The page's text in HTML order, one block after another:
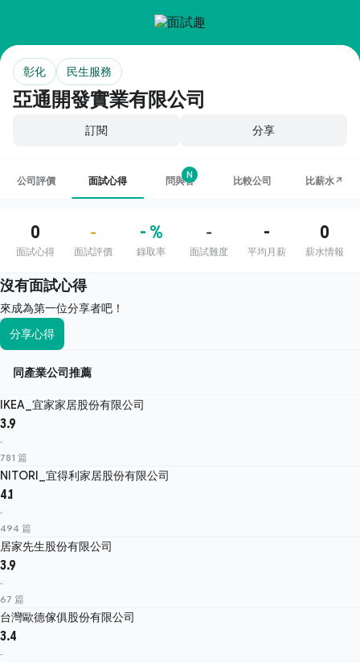
亞通開發實業有限公司
彰化 民生服務
訂閱 分享
公司評價 面試心得 問與答
N
比較公司 比薪水↗
0
面試心得
-
面試評價
- %
錄取率
-
面試難度
-
平均月薪
0
薪水情報
沒有面試心得
來成為第一位分享者吧！
分享心得
同產業公司推薦
IKEA_宜家家居股份有限公司
3.9
·
781 篇
NITORI_宜得利家居股份有限公司
4.1
·
494 篇
居家先生股份有限公司
3.9
·
67 篇
台灣歐德傢俱股份有限公司
3.4
·